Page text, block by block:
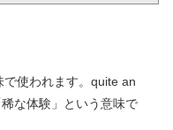
使われます。quite an
な体験」という意味で